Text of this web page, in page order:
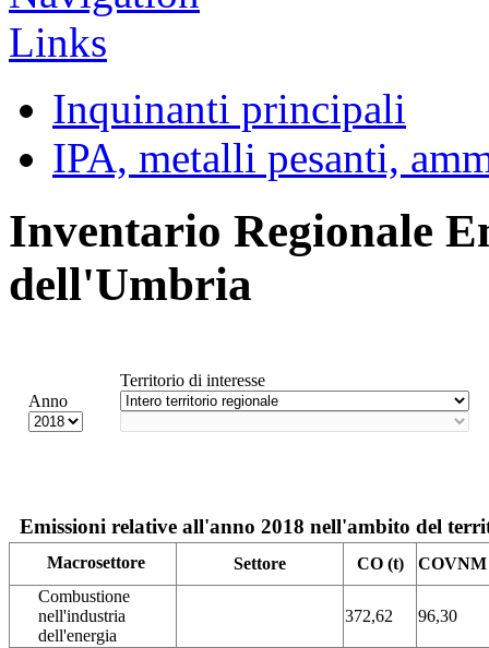
Inquinanti principali
IPA, metalli pesanti,
Inventario Regionale
dell'Umbria
Anno
Territorio di interesse
Emissioni relative all'anno 2018 nell'ambito del
Macrosettore Settore CO (t)
COVNM
Combustione
nell'industria
dell'energia
372,62 96,30